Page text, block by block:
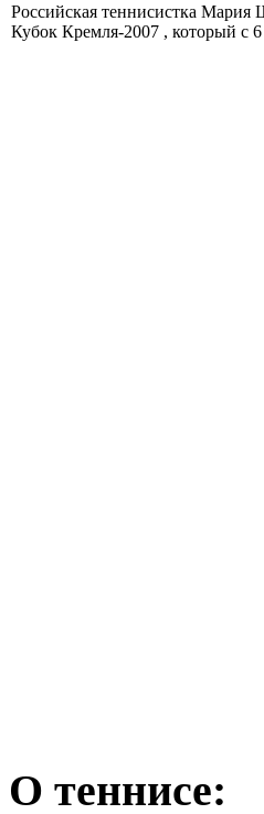
Российская теннисистка Мария
Кубок Кремля-2007 , который с
О теннисе: